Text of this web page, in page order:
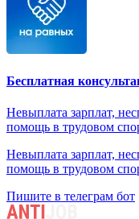
Бесплатная
Невыплата зарплат,
помощь в трудовом
Невыплата зарплат,
помощь в трудовом
Пишите в телеграм бот